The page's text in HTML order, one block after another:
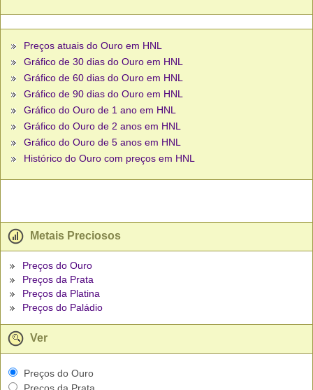
Preços atuais do Ouro em HNL
Gráfico de 30 dias do Ouro em HNL
Gráfico de 60 dias do Ouro em HNL
Gráfico de 90 dias do Ouro em HNL
Gráfico do Ouro de 1 ano em HNL
Gráfico do Ouro de 2 anos em HNL
Gráfico do Ouro de 5 anos em HNL
Histórico do Ouro com preços em HNL
Metais Preciosos
Preços do Ouro
Preços da Prata
Preços da Platina
Preços do Paládio
Ver
Preços do Ouro